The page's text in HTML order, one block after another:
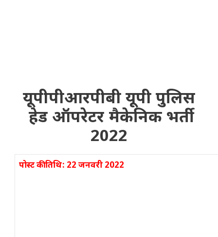
यूपीपीआरपीबी यूपी पुलिस
हेड ऑपरेटर मैकेनिक भर्ती
2022
पोस्ट की तिथि: 22 जनवरी 2022